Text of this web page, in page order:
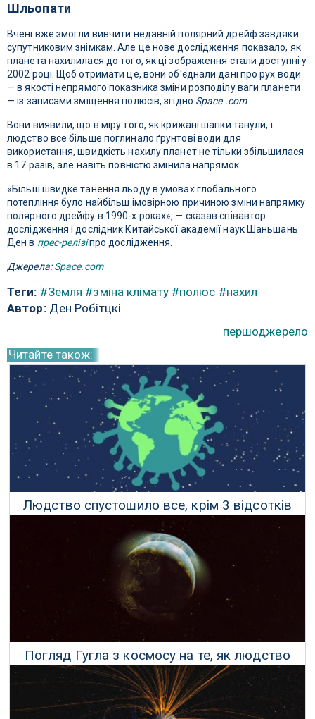
Шльопати
Вчені вже змогли вивчити недавній полярний дрейф завдяки
супутниковим знімкам. Але це нове дослідження показало, як
планета нахилилася до того, як ці зображення стали доступні у
2002 році. Щоб отримати це, вони об'єднали дані про рух води
— в якості непрямого показника зміни розподілу ваги планети
— із записами зміщення полюсів, згідно Space .com.
Вони виявили, що в міру того, як крижані шапки танули, і
людство все більше поглинало ґрунтові води для
використання, швидкість нахилу планет не тільки збільшилася
в 17 разів, але навіть повністю змінила напрямок.
«Більш швидке танення льоду в умовах глобального
потепління було найбільш імовірною причиною зміни напрямку
полярного дрейфу в 1990-х роках», — сказав співавтор
дослідження і дослідник Китайської академії наук Шаньшань
Ден в прес-релізіпро дослідження.
Джерела:Space.com
Теги: #Земля #зміна клімату #полюс #нахил
Автор:Ден Робітцкі
першоджерело
Читайте також:
Людство спустошило все, крім 3 відсотків
суходолу на Землі
19 Квітня 2021 р.
Погляд Гугла з космосу на те, як людство
спотворює планету
16 Квітня 2021 р.